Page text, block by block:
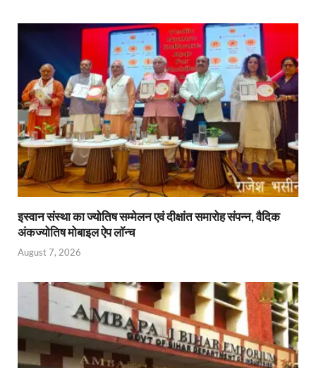
इस्वान संस्था का ज्योतिष सम्मेलन एवं दीक्षांत समारोह संपन्न, वैदिक
अंकज्योतिष मोबाइल ऐप लॉन्च
August 7, 2026